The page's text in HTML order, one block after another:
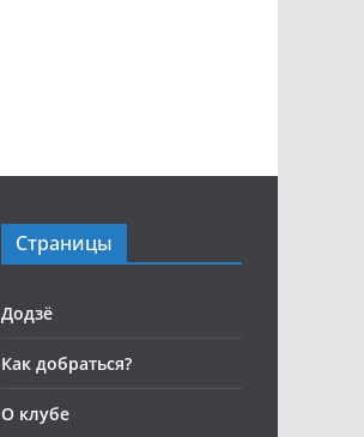
Страницы
Додзё
Как добраться?
О клубе